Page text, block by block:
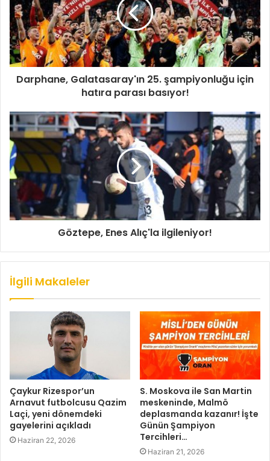
Darphane, Galatasaray'ın 25. şampiyonluğu için
hatıra parası basıyor!
Göztepe, Enes Alıç'la ilgileniyor!
İlgili Makaleler
Çaykur Rizespor’un
Arnavut futbolcusu Qazim
Laçi, yeni dönemdeki
gayelerini açıkladı
Haziran 22, 2026
S. Moskova ile San Martin
meskeninde, Malmö
deplasmanda kazanır! İşte
Günün Şampiyon
Tercihleri…
Haziran 21, 2026